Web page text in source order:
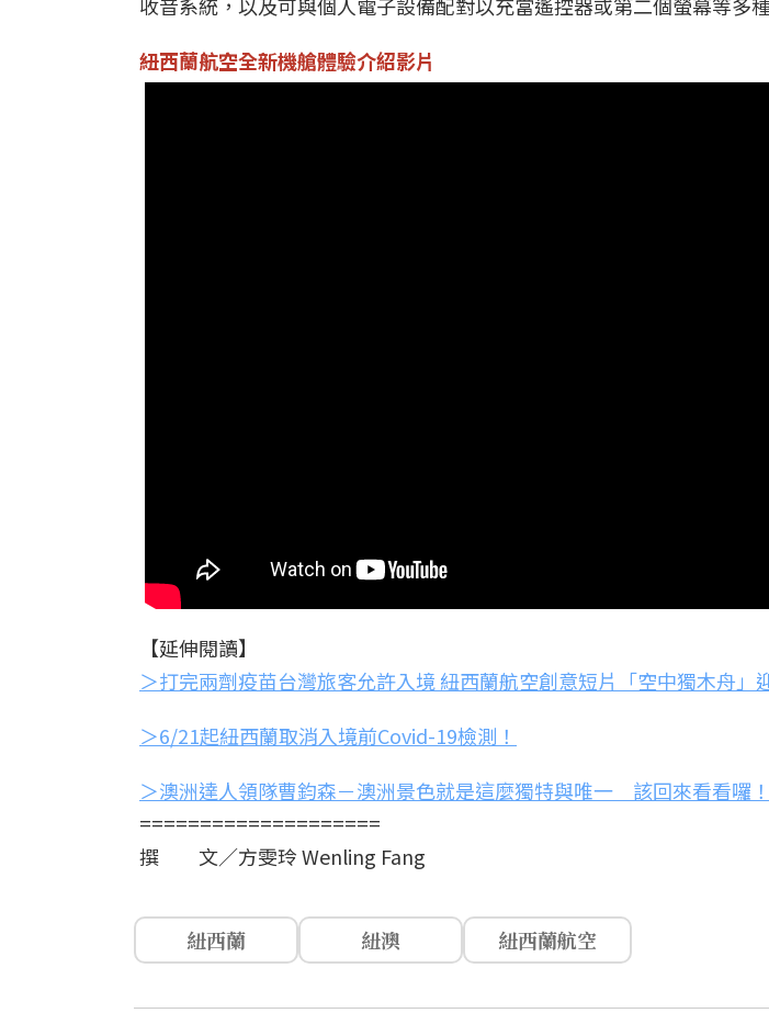
紐西蘭航空全新機艙體驗介紹影片
【延伸閱讀】
＞打完兩劑疫苗台灣旅客允許入境 紐西蘭航空創意短片「空中獨木舟」
＞6/21起紐西蘭取消入境前Covid-19檢測！
＞澳洲達人領隊曹鈞森－澳洲景色就是這麼獨特與唯一 該回來看看囉！
====================
撰 文／方雯玲 Wenling Fang
紐西蘭 紐澳 紐西蘭航空